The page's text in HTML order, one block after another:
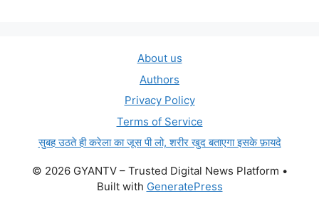
About us
Authors
Privacy Policy
Terms of Service
सुबह उठते ही करेला का जूस पी लो, शरीर खुद बताएगा इसके फ़ायदे
© 2026 GYANTV – Trusted Digital News Platform •
Built with GeneratePress